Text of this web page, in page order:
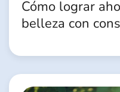
Cómo lograr
belleza con